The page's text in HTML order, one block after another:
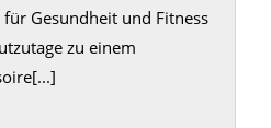
Gesundheit und Fitness
zu einem